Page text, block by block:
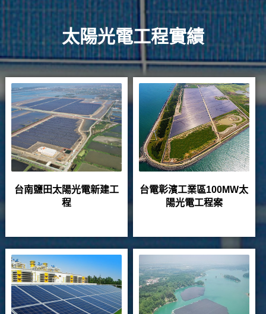
太陽光電工程實績
台南鹽田太陽光電新建工
程
台電彰濱工業區100MW太
陽光電工程案